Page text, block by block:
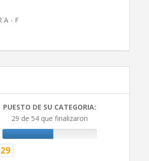
A - F
PUESTO DE SU CATEGORIA:
29 de 54 que finalizaron
29